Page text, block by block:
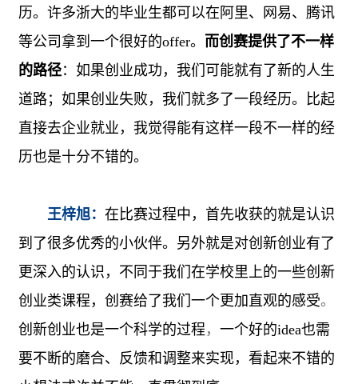
历。许多浙大的毕业生都可以在阿里、网易、腾讯
等公司拿到一个很好的offer。 而创赛提供了不一样
的路径：如果创业成功，我们可能就有了新的人生
道路；如果创业失败，我们就多了一段经历。比起
直接去企业就业，我觉得能有这样一段不一样的经
历也是十分不错的。
王梓旭：在比赛过程中，首先收获的就是认识
到了很多优秀的小伙伴。另外就是对创新创业有了
更深入的认识，不同于我们在学校里上的一些创新
创业类课程，创赛给了我们一个更加直观的感受。
创新创业也是一个科学的过程 ，一个好的idea也需
要不断的磨合、反馈和调整来实现，看起来不错的